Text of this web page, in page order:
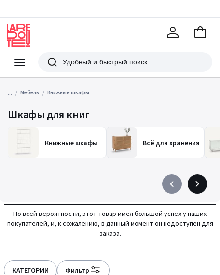
Меню
Redoute
Поиск
В
... Мебель Книжные шкафы
Шкафы для книг
Книжные шкафы Всё для хранения
Précédent
à
gauche
Suivant
à
droite
По всей вероятности, этот товар имел большой успех у наших
покупателей, и, к сожалению, в данный момент он недоступен для
заказа.
КАТЕГОРИИ Фильтр